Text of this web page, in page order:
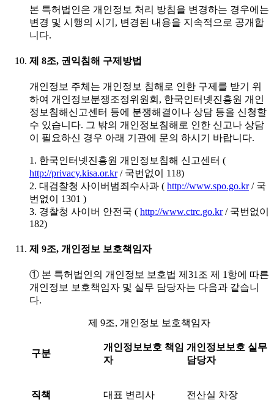
본 특허법인은 개인정보 처리 방침을 변경하는 경우에는
변경 및 시행의 시기, 변경된 내용을 지속적으로 공개합
니다.
제 8조, 권익침해 구제방법
개인정보 주체는 개인정보 침해로 인한 구제를 받기 위
하여 개인정보분쟁조정위원회, 한국인터넷진흥원 개인
정보침해신고센터 등에 분쟁해결이나 상담 등을 신청할
수 있습니다. 그 밖의 개인정보침해로 인한 신고나 상담
이 필요하신 경우 아래 기관에 문의 하시기 바랍니다.
1. 한국인터넷진흥원 개인정보침해 신고센터 (
http://privacy.kisa.or.kr/ 국번없이 118)
2. 대검찰청 사이버범죄수사과 ( http://www.spo.go.kr/ 국
번없이 1301 )
3. 경찰청 사이버 안전국 ( http://www.ctrc.go.kr/ 국번없이
182)
제 9조, 개인정보 보호책임자
① 본 특허법인의 개인정보 보호법 제31조 제 1항에 따른
개인정보 보호책임자 및 실무 담당자는 다음과 같습니
다.
제 9조, 개인정보 보호책임자
구분
개인정보보호 책임
자
개인정보보호 실무
담당자
직책 대표 변리사 전산실 차장